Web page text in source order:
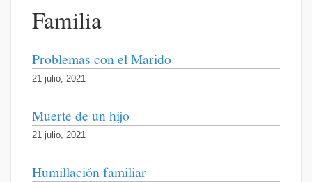
Familia
Problemas con el Marido
21 julio, 2021
Muerte de un hijo
21 julio, 2021
Humillación familiar